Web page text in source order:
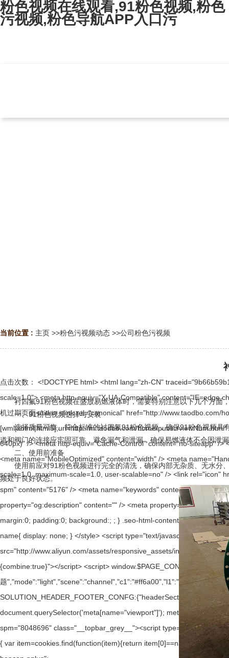
粉色视频在线观看,91粉色视频,粉色
污视频,粉色导航APP入口污
当前位置 : 主页 >>粉色污视频动态 >>公司粉色污视频
点击次数： <!DOCTYPE html> <html lang="zh-CN" traceid="9b66b59b17642561636257720e"> <head> <meta charset="UTF-8"> <meta name="viewport" content="width=device-width, initial-scale=1.0"> <meta http-equiv="X-UA-Compatible" content="IE=edge,chrome=1" /> <meta name="ahot-aplus" content="1"> <meta name="aplus-rate-ahot" content="0.5"> <title>阿里云万网虚机过期页面</title> <link rel="canonical" href="http://www.taodbo.com/home/public/viewNum.html"/> <meta name="mobile-agent" content="format=[wml|xhtml|html5];url=http://m.taodbo.com/home/public/viewNum.html" /> <link href="http://m.taodbo.com/home/public/viewNum.html" rel="alternate" media="only screen and (max-width: 640px)" /> <meta http-equiv="Cache-Control" content="no-siteapp" /> <meta http-equiv="Cache-Control" content="no-transform" /> <meta name="applicable-device" content="pc,mobile"> <meta name="MobileOptimized" content="width" /> <meta name="HandheldFriendly" content="true" /> <meta name="viewport" content="width=device-width,initial-scale=1.0, minimum-scale=1.0, maximum-scale=1.0, user-scalable=no" /> <link rel="icon" href="http://img.alicdn.com/tfs/TB1_ZXuNcfpK1RjSZFOXXa6nFXa-32-32.ico" type="image/x-icon"> <meta name="data-spm" content="5176" /> <meta name="keywords" content=""> <meta name="description" content=""> <meta property="og:title" content="阿里云万网虚机过期页面" /> <meta property="og:description" content="" /> <meta property="og:image" content="http://img.alicdn.com/tfs/TB1qNVdXlGw3KVjSZFDXXXWEpXa-620-620.png" /> <style> body { min-height:100vh; margin:0; padding:0; background:; ; } .seo-html-content{ display:none!important; } @media screen and (max-width: 768px) { body { overflow-x: hidden; font-size: 12px; } } div.small-icon .cart-name{ display: none; } </style> <script type="text/javascript" src="http://www.aliyun.com/rgn/aliyun_assets?renderer=js"></script> <script src="http://www.aliyun.com/assets/responsive_assets/index.js"></script> <script type="text/javascript" src="http://g.alicdn.com/kissy/k/1.4.4/seed-min.js" charset="utf-8" data-config="{combine:true}"></script> <script> window.$PAGE_CONFIG = { id:'105028', env: 'production', previewEnv: '', PLUGINS: {"plugin_theme":{"title":"阿里云官网白橙主题","mode":"light","scene":"channel","c1":"#ff6a00","l1":"#fff0e5","l2":"#ffe1cc","l3":"#ffb580","l4":"#ff8833","d1":"#cc5500","d2":"#994000","d3":"#662a00","d4":"#4d2000"}}, renderEngine:1, SOLUTION_HEADER_FOOTER_CONFG:{"headerSection":"完整头部","footerSection":"展示"} }; </script> <script> if (window.innerWidth <= 768) { var meta = document.querySelector('meta[name="viewport"]'); meta.content = 'width=375px,user-scalable=no,viewport-fit=cover'; meta.setAttribute('homon','true'); } </script> </head> <body data-spm="8048696" class="__topbar_grey__"><script type="text/javascript"> (function(d) { var
衬四氟91粉色视频在盛放易燃液体时，需要特别注意以下几个方面
一、91粉色视频选择与安装
选择质量可靠、符合标准的衬四氟91粉色视频，确保91粉色视频具
道和阀门的连接应牢固可靠，避免漏气和泄漏，确保易燃液体不会因泄漏
二、使用前准备
使用前应对91粉色视频进行完全的清洗，确保内部无杂质、无水分、
频处于良好状态。